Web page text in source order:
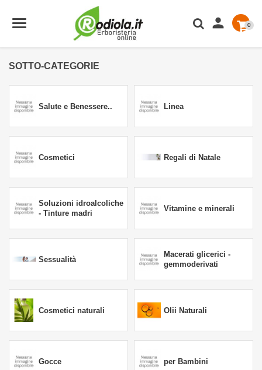
 0
SOTTO-CATEGORIE
Salute e Benessere.. Linea
Cosmetici Regali di Natale
Soluzioni idroalcoliche
- Tinture madri
Vitamine e minerali
Sessualità
Macerati glicerici -
gemmoderivati
Cosmetici naturali Olii Naturali
Gocce per Bambini